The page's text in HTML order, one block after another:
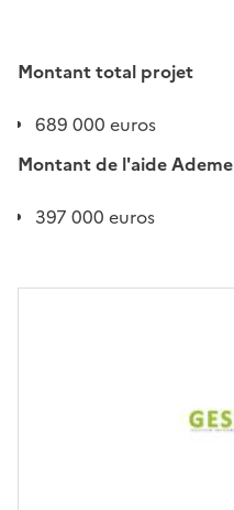
Montant total projet
689 000 euros
Montant de l'aide Ademe
397 000 euros